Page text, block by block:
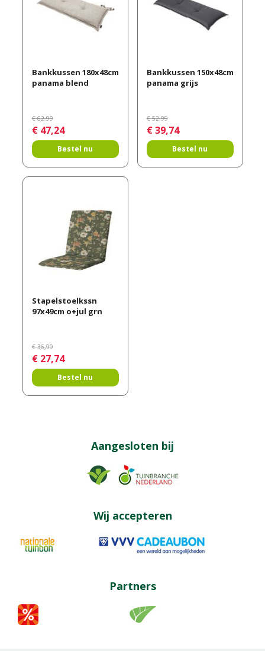
Bankkussen 180x48cm
panama blend
€ 62,99
€ 47,24
Bestel nu
Bankkussen 150x48cm
panama grijs
€ 52,99
€ 39,74
Bestel nu
Stapelstoelkssn
97x49cm o+jul grn
€ 36,99
€ 27,74
Bestel nu
Aangesloten bij
Wij accepteren
Partners